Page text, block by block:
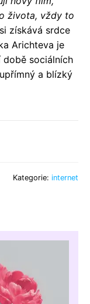
života, vždy to
získává srdce
Arichteva je
době sociálních
a blízký
Kategorie: internet